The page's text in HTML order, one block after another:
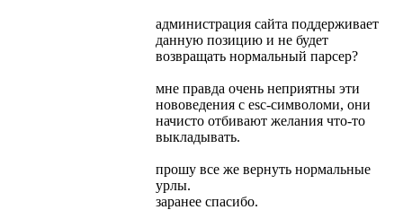
администрация сайта поддерживает
данную позицию и не будет
возвращать нормальный парсер?
мне правда очень неприятны эти
нововедения с esc-символоми, они
начисто отбивают желания что-то
выкладывать.
прошу все же вернуть нормальные
урлы.
заранее спасибо.